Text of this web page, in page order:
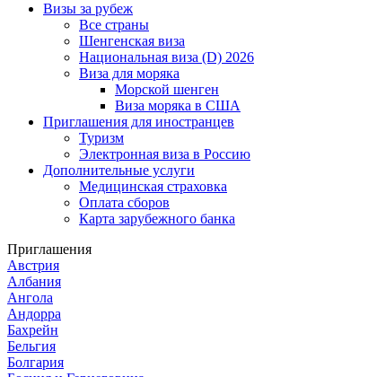
Визы за рубеж
Все страны
Шенгенская виза
Национальная виза (D) 2026
Виза для моряка
Морской шенген
Виза моряка в США
Приглашения для иностранцев
Туризм
Электронная виза в Россию
Дополнительные услуги
Медицинская страховка
Оплата сборов
Карта зарубежного банка
Приглашения
Австрия
Албания
Ангола
Андорра
Бахрейн
Бельгия
Болгария